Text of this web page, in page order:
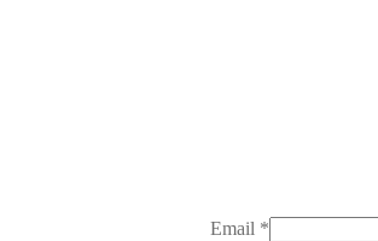
Email *